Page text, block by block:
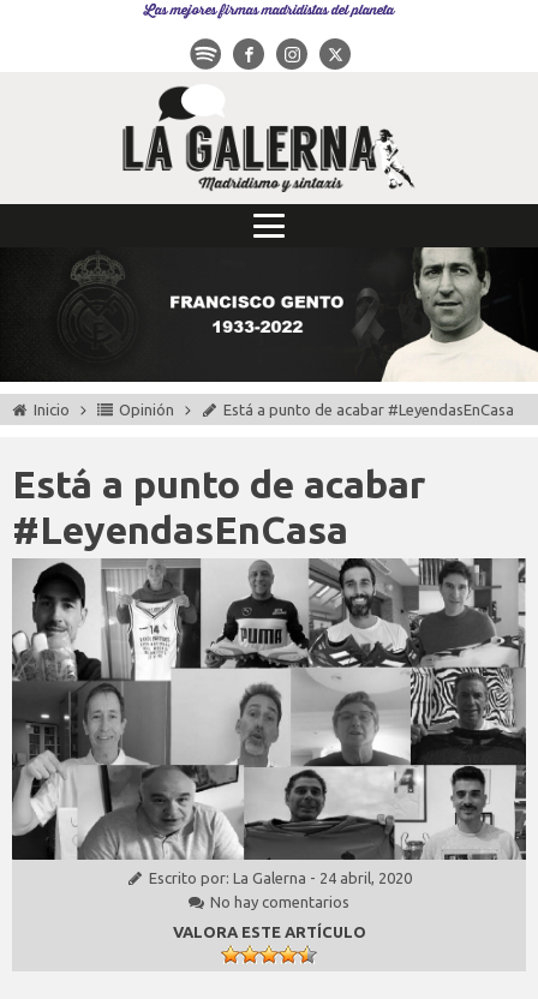
Las mejores firmas madridistas del planeta
Inicio Opinión Está a punto de acabar #LeyendasEnCasa
Está a punto de acabar
#LeyendasEnCasa
Escrito por: La Galerna - 24 abril, 2020
No hay comentarios
VALORA ESTE ARTÍCULO